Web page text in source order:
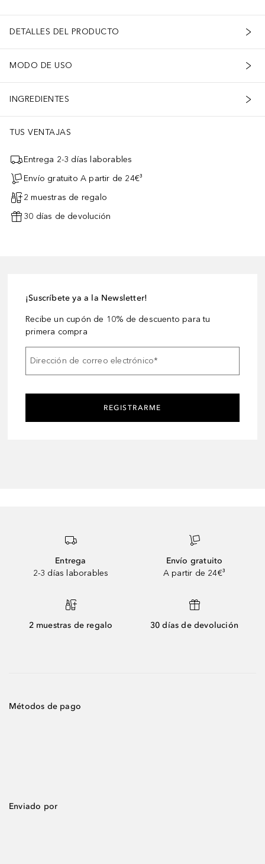
DETALLES DEL PRODUCTO
MODO DE USO
INGREDIENTES
TUS VENTAJAS
Entrega 2-3 días laborables
Envío gratuito A partir de 24€³
2 muestras de regalo
30 días de devolución
¡Suscríbete ya a la Newsletter!
Recibe un cupón de 10% de descuento para tu
primera compra
Dirección de correo electrónico*
REGISTRARME
Entrega
2-3 días laborables
Envío gratuito
A partir de 24€³
2 muestras de regalo 30 días de devolución
Métodos de pago
Enviado por